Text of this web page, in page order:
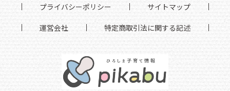
プライバシーポリシー サイトマップ
運営会社 特定商取引法に関する記述